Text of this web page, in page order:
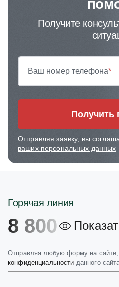
Получите
Ваш номер телефона*
Отправляя заявку, вы
ваших персональных данных
Горячая линия
8 800
Отправляя любую форму на
конфиденциальности данного